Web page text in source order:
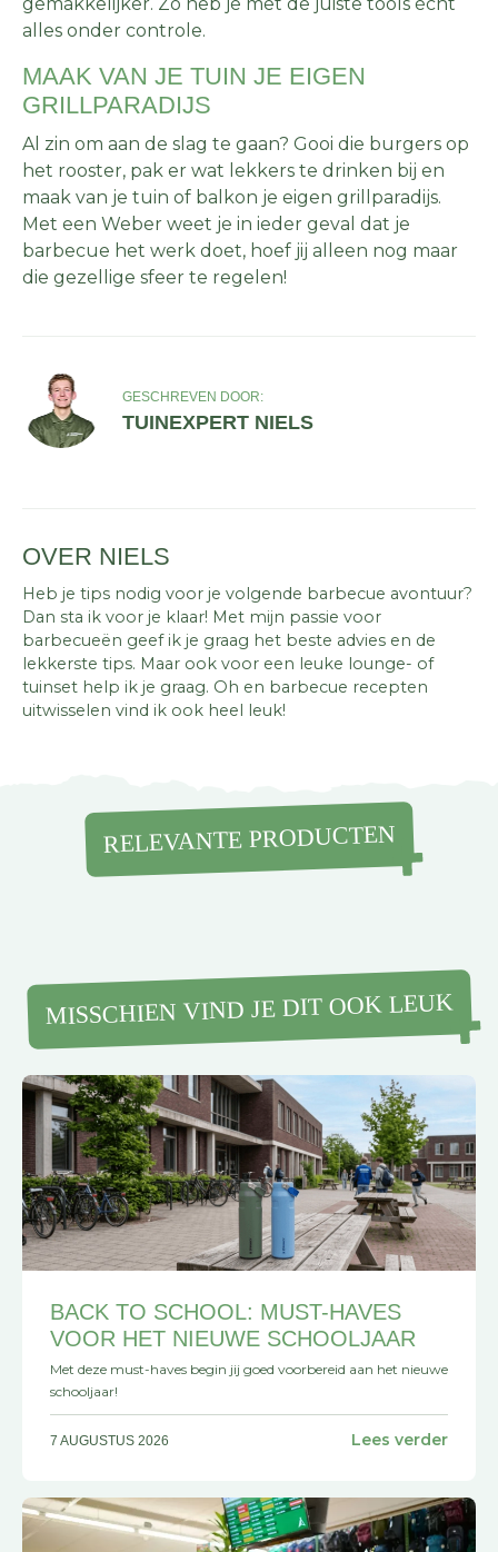
alles onder controle.
MAAK VAN JE TUIN JE EIGEN
GRILLPARADIJS
Al zin om aan de slag te gaan? Gooi die burgers op
het rooster, pak er wat lekkers te drinken bij en
maak van je tuin of balkon je eigen grillparadijs.
Met een Weber weet je in ieder geval dat je
barbecue het werk doet, hoef jij alleen nog maar
die gezellige sfeer te regelen!
GESCHREVEN DOOR:
TUINEXPERT NIELS
OVER NIELS
Heb je tips nodig voor je volgende barbecue avontuur?
Dan sta ik voor je klaar! Met mijn passie voor
barbecueën geef ik je graag het beste advies en de
lekkerste tips. Maar ook voor een leuke lounge- of
tuinset help ik je graag. Oh en barbecue recepten
uitwisselen vind ik ook heel leuk!
RELEVANTE PRODUCTEN
MISSCHIEN VIND JE DIT OOK LEUK
BACK TO SCHOOL: MUST-HAVES
VOOR HET NIEUWE SCHOOLJAAR
Met deze must-haves begin jij goed voorbereid aan het nieuwe
schooljaar!
7 AUGUSTUS 2026 Lees verder